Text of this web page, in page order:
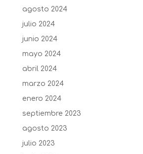
agosto 2024
julio 2024
junio 2024
mayo 2024
abril 2024
marzo 2024
enero 2024
septiembre 2023
agosto 2023
julio 2023